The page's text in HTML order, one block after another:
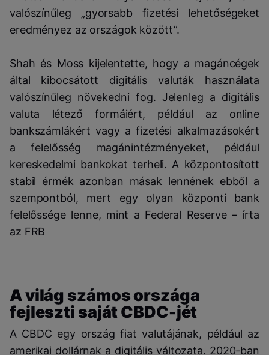
valószínűleg „gyorsabb fizetési lehetőségeket
eredményez az országok között”.
Shah és Moss kijelentette, hogy a magáncégek
által kibocsátott digitális valuták használata
valószínűleg növekedni fog. Jelenleg a digitális
valuta létező formáiért, például az online
bankszámlákért vagy a fizetési alkalmazásokért
a felelősség magánintézményeket, például
kereskedelmi bankokat terheli. A központosított
stabil érmék azonban másak lennének ebből a
szempontból, mert egy olyan központi bank
felelőssége lenne, mint a Federal Reserve – írta
az FRB
A világ számos országa
fejleszti saját CBDC-jét
A CBDC egy ország fiat valutájának, például az
amerikai dollárnak a digitális változata. 2020-ban